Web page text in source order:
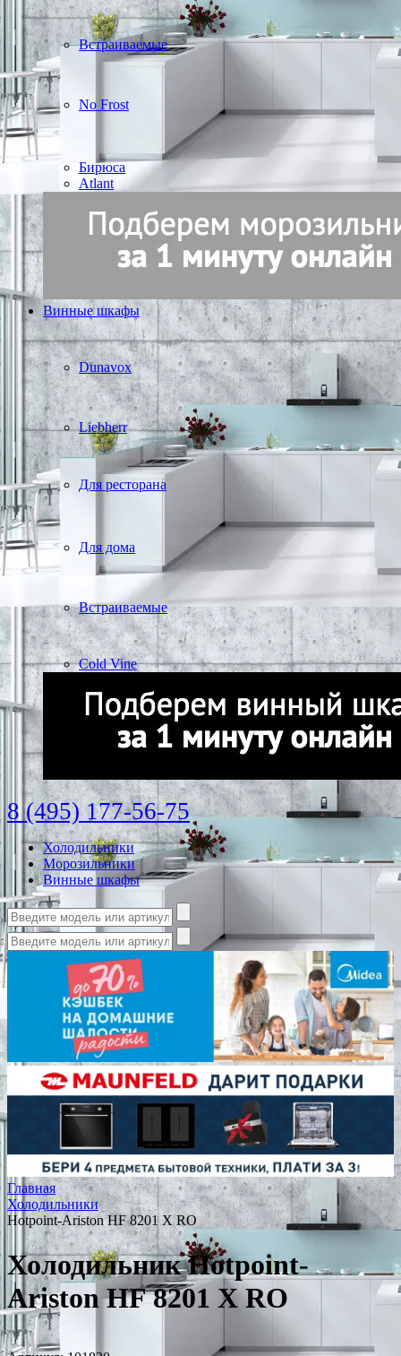
Встраиваемые
No Frost
Бирюса
Atlant
Винные шкафы
Dunavox
Liebherr
Для ресторана
Для дома
Встраиваемые
Cold Vine
8 (495) 177-56-75
Холодильники
Морозильники
Винные шкафы
Главная
Холодильники
Hotpoint-Ariston HF 8201 X RO
Холодильник Hotpoint-
Ariston HF 8201 X RO